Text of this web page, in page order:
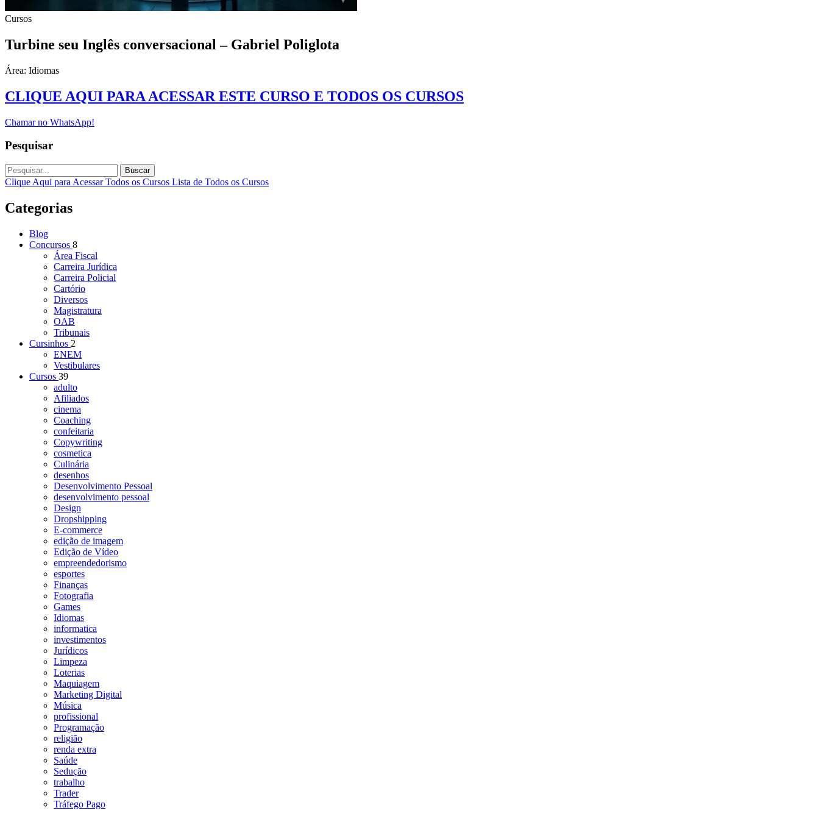
Cursos
Turbine seu Inglês conversacional – Gabriel Poliglota
Área: Idiomas
CLIQUE AQUI PARA ACESSAR ESTE CURSO E TODOS OS CURSOS
Chamar no WhatsApp!
Pesquisar
Buscar
Clique Aqui para Acessar Todos os Cursos Lista de Todos os Cursos
Categorias
Blog
Concursos 8
Área Fiscal
Carreira Jurídica
Carreira Policial
Cartório
Diversos
Magistratura
OAB
Tribunais
Cursinhos 2
ENEM
Vestibulares
Cursos 39
adulto
Afiliados
cinema
Coaching
confeitaria
Copywriting
cosmetica
Culinária
desenhos
Desenvolvimento Pessoal
desenvolvimento pessoal
Design
Dropshipping
E-commerce
edição de imagem
Edição de Vídeo
empreendedorismo
esportes
Finanças
Fotografia
Games
Idiomas
informatica
investimentos
Jurídicos
Limpeza
Loterias
Maquiagem
Marketing Digital
Música
profissional
Programação
religião
renda extra
Saúde
Sedução
trabalho
Trader
Tráfego Pago